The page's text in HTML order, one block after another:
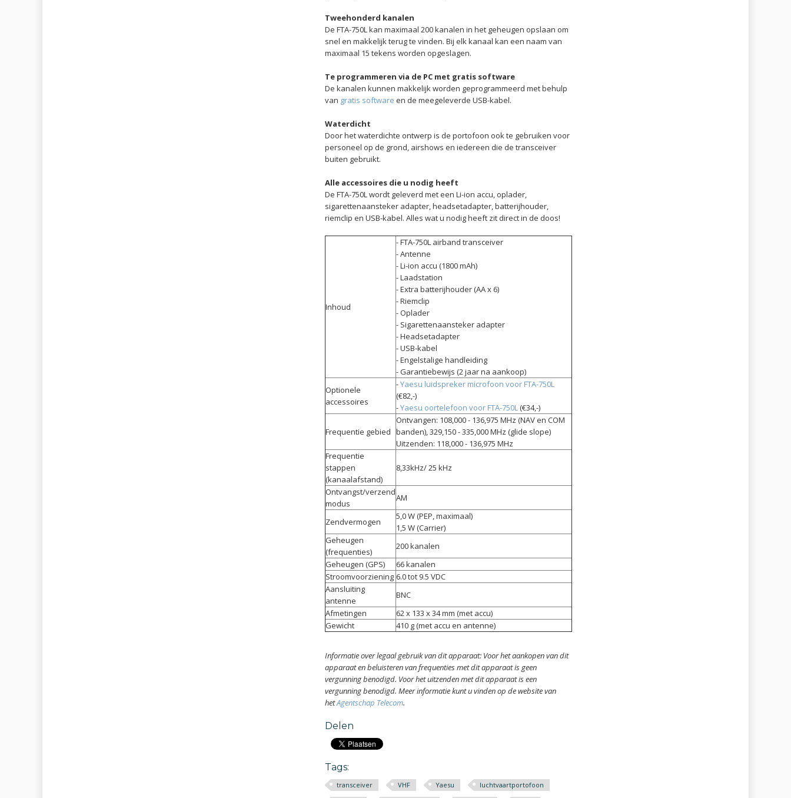
Tweehonderd kanalen
De FTA-750L kan maximaal 200 kanalen in het geheugen opslaan om
snel en makkelijk terug te vinden. Bij elk kanaal kan een naam van
maximaal 15 tekens worden opgeslagen.
Te programmeren via de PC met gratis software
De kanalen kunnen makkelijk worden geprogrammeerd met behulp
van gratis software en de meegeleverde USB-kabel.
Waterdicht
Door het waterdichte ontwerp is de portofoon ook te gebruiken voor
personeel op de grond, airshows en iedereen die de transceiver
buiten gebruikt.
Alle accessoires die u nodig heeft
De FTA-750L wordt geleverd met een Li-ion accu, oplader,
sigarettenaansteker adapter, headsetadapter,batterij​houder,
riemclip en USB-kabel. Alles wat u nodig heeft zit direct in de doos!
Inhoud
- FTA-750L airband transceiver
- Antenne
​- Li-ion accu (1800 mAh)
- Laadstation
- Extra batterijhouder (AA x 6)
- Riemclip
- Oplader
- Sigarettenaansteker adapter
- Headsetadapter
- USB-kabel
- Engelstalige handleiding
- Garantiebewijs (2 jaar na aankoop)
Optionele
accessoires
-Yaesu luidspreker microfoon voor FTA-750L
(€82,-)
-Yaesu oortelefoon voor FTA-750L(€34,-)
Frequentie gebied
Ontvangen: 108,000 - 136,975 MHz (NAV en COM
banden), 329,150 - 335,000 MHz (glide slope)
Uitzenden: 118,000 - 136,975 MHz
Frequentie
stappen
(kanaalafstand)
8,33kHz/ 25 kHz
Ontvangst/verzend
modus
AM
Zendvermogen
5,0 W (PEP, maximaal)
​1,5 W (Carrier)
Geheugen
(frequenties)
200 kanalen
Geheugen (GPS)
66 kanalen
Stroomvoorziening 6.0 tot 9.5 VDC
Aansluiting
antenne
BNC
Afmetingen
62 x 133 x 34 mm (met accu)
Gewicht
410 g (met accu en antenne)
Informatie over legaal gebruik van dit apparaat: Voor het aankopen van dit
apparaat en beluisteren van frequenties met dit apparaat is geen
vergunning benodigd. Voor het uitzenden met dit apparaat is een
vergunning benodigd. Meer informatie kunt u vinden op de website van
hetAgentschap Telecom​.
Delen
Tags:
transceiver VHF Yaesu
luchtvaartportofoon